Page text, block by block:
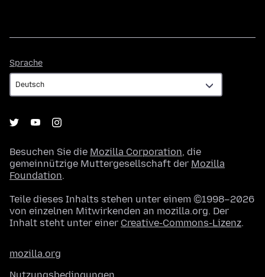
Sprache
Besuchen Sie die Mozilla Corporation, die
gemeinnützige Muttergesellschaft der Mozilla
Foundation.
Teile dieses Inhalts stehen unter einem ©1998–2026
von einzelnen Mitwirkenden an mozilla.org. Der
Inhalt steht unter einer Creative-Commons-Lizenz.
mozilla.org